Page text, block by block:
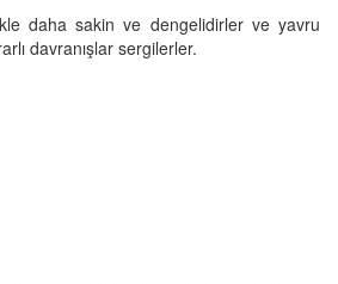
daha sakin ve dengelidirler ve yavru
davranışlar sergilerler.